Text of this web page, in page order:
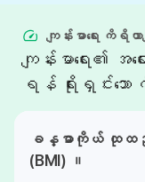
ကျန်းမာရေး ကိရိယာမ
ကျန်းမာရေး၏ အ
ရန် ရိုးရှင်းသော
ခန္ဓာကိုယ် ထုထည်
(BMI) ။